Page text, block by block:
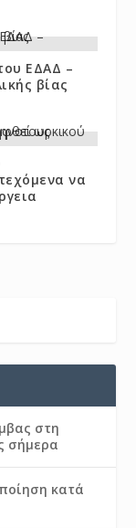
ΕΔΑΔ –
βίας
να
στη
σήμερα
κατά